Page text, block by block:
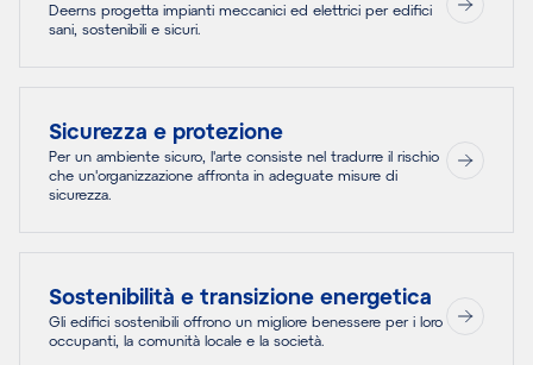
Deerns progetta impianti meccanici ed elettrici per edifici
sani, sostenibili e sicuri.
Sicurezza e protezione
Per un ambiente sicuro, l'arte consiste nel tradurre il rischio
che un'organizzazione affronta in adeguate misure di
sicurezza.
Sostenibilità e transizione energetica
Gli edifici sostenibili offrono un migliore benessere per i loro
occupanti, la comunità locale e la società.